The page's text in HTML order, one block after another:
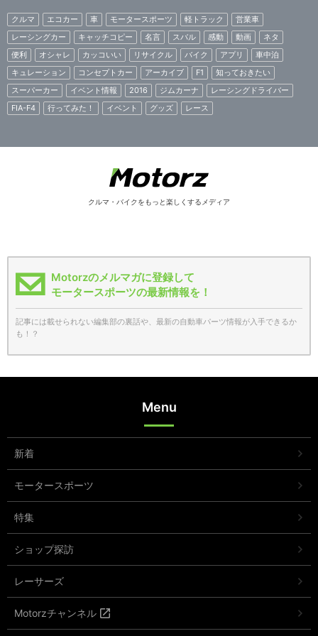
クルマ エコカー 車 モータースポーツ 軽トラック
営業車
レーシングカー
キャッチコピー 名言 スバル 感動 動画
ネタ
便利
オシャレ カッコいい リサイクル バイク アプリ
車中泊
キュレーション
コンセプトカー アーカイブ F1
知っておきたい
スーパーカー
イベント情報 2016 ジムカーナ
レーシングドライバー
FIA-F4
行ってみた！ イベント グッズ レース
クルマ・バイクをもっと楽しくするメディア
Motorzのメルマガに登録して
モータースポーツの最新情報を！
記事には載せられない編集部の裏話や、最新の自動車パーツ情報が入手できるか
も！？
Menu
新着
モータースポーツ
特集
ショップ探訪
レーサーズ
Motorzチャンネル